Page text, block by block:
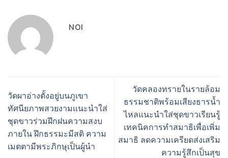
NOI
วัดผาอ่างตั้งอยู่บนภูเขา
ทัศนียภาพสวยงามแนะนำใส่
ชุดขาวร่วมฝึกฝนความสงบ
ภายใน ฝึกธรรมะมีสติ ความ
เมตตามีพระภิกษุเป็นผู้นำ
วัดคลองทรายในรายล้อม
ธรรมชาติพร้อมเสียงธารน้ำ
ไหลแนะนำใส่ชุดขาวเรียนรู้
เทคนิคการทำสมาธิเพื่อเพิ่ม
สมาธิ ลดความเครียดส่งเสริม
ความรู้สึกเป็นสุข